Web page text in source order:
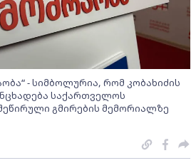
- სიმბოლურია, რომ კობახიძის
საქართველოს
გმირების მემორიალზე